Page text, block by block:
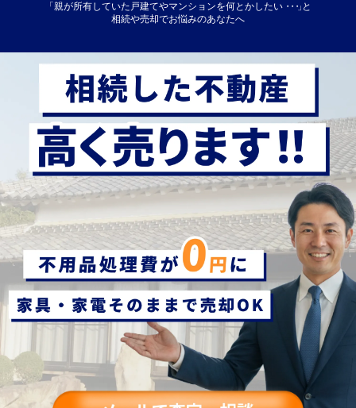
「親が所有していた戸建てやマンションを何とかしたい・・・」 と
相続や売却でお悩みのあなたへ